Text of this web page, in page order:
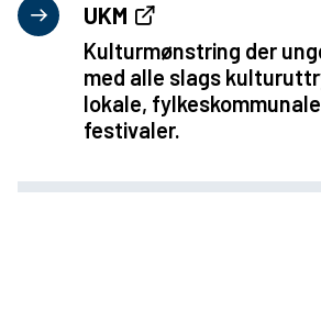
UKM
Kulturmønstring der
med alle slags
lokale,
festivaler.